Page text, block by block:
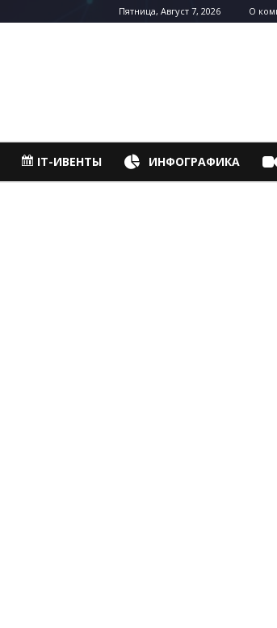
Пятница, Август 7, 2026 О
IT-ИВЕНТЫ ИНФОГРАФИКА